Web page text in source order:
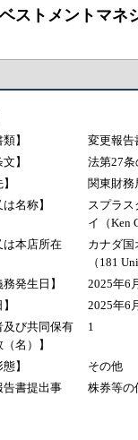
ストメントマ